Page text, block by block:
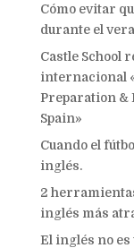
Cómo evitar
durante el
Castle School
internacional
Preparation &
Spain»
Cuando el
inglés.
2
inglés más
El inglés no es